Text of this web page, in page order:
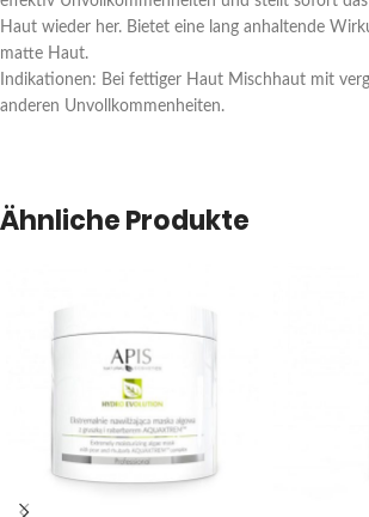
Haut wieder her. Bietet eine lang anhaltende
matte Haut.
Indikationen: Bei fettiger Haut Mischhaut mit
anderen Unvollkommenheiten.
Ähnliche Produkte